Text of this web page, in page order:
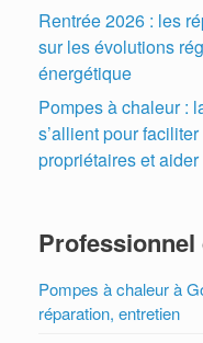
Rentrée 2026 : les
sur les évolutions
énergétique
Pompes à chaleur :
s’allient pour
propriétaires et
Professionnel
Pompes à chaleur à
réparation, entretien